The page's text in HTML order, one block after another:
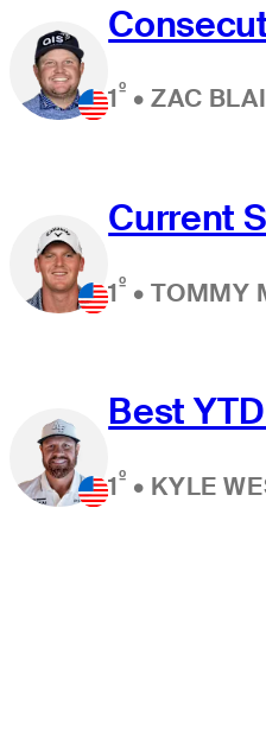
1º •ZAC
Current
1º •TOMMY
Best
1º • KYLE